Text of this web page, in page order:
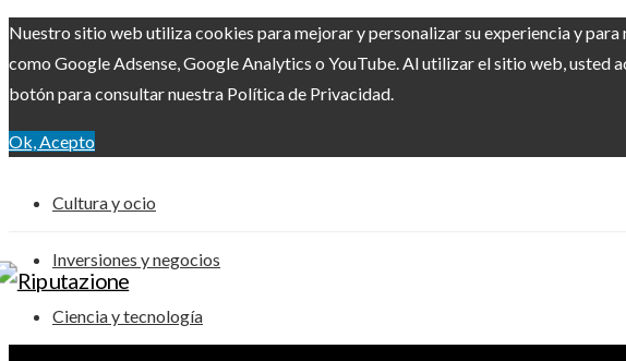
Nuestro sitio web utiliza cookies para mejorar y personalizar su experiencia y
como Google Adsense, Google Analytics o YouTube. Al utilizar el sitio web,
botón para consultar nuestra Política de Privacidad.
Ok, Acepto
Cultura y ocio
Inversiones y negocios
Ciencia y tecnología